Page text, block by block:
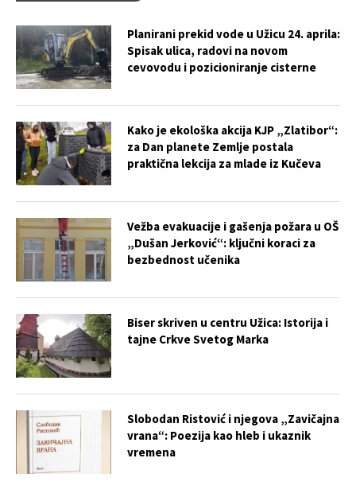
Planirani prekid vode u Užicu 24. aprila:
Spisak ulica, radovi na novom
cevovodu i pozicioniranje cisterne
Kako je ekološka akcija KJP „Zlatibor“:
za Dan planete Zemlje postala
praktična lekcija za mlade iz Kučeva
Vežba evakuacije i gašenja požara u OŠ
„Dušan Jerković“: ključni koraci za
bezbednost učenika
Biser skriven u centru Užica: Istorija i
tajne Crkve Svetog Marka
Slobodan Ristović i njegova „Zavičajna
vrana“: Poezija kao hleb i ukaznik
vremena